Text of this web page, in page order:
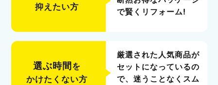
抑えたい方
で賢くリフォーム!
選ぶ時間を
かけたくない方
厳選された人気商品が
セットになっているの
で、迷うことなくスム